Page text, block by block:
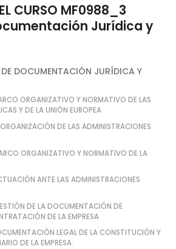
CURSO MF0988_3
Jurídica y
DOCUMENTACIÓN JURÍDICA Y
ORGANIZATIVO Y NORMATIVO DE LAS
Y DE LA UNIÓN EUROPEA
DE LAS ADMINISTRACIONES
ORGANIZATIVO Y NORMATIVO DE LA
ANTE LAS ADMINISTRACIONES
DE LA DOCUMENTACIÓN DE
DE LA EMPRESA
LEGAL DE LA CONSTITUCIÓN Y
DE LA EMPRESA.